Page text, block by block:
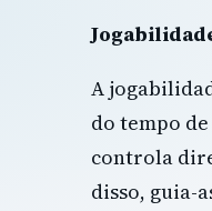
A
do tempo
controla
disso, guia-